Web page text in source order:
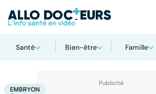
Santé Bien-être Famille
AccueilSantéMaladies
EMBRYON